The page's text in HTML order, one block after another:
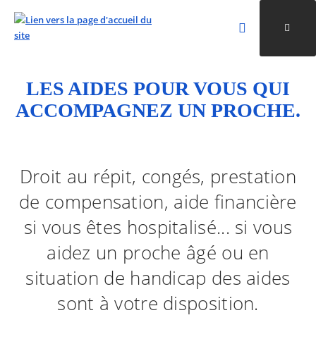
ALLER AU CONTENU
ALLER AU MENU
ALLER À LA RECHERCHE
Rechercher
Valider la
LES AIDES POUR VOUS QUI
ACCOMPAGNEZ UN PROCHE.
Droit au répit, congés, prestation
de compensation, aide financière
si vous êtes hospitalisé... si vous
aidez un proche âgé ou en
situation de handicap des aides
sont à votre disposition.